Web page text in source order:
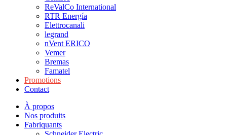
ReValCo International
RTR Energía
Elettrocanali
legrand
nVent ERICO
Vemer
Bremas
Famatel
Promotions
Contact
À propos
Nos produits
Fabriquants